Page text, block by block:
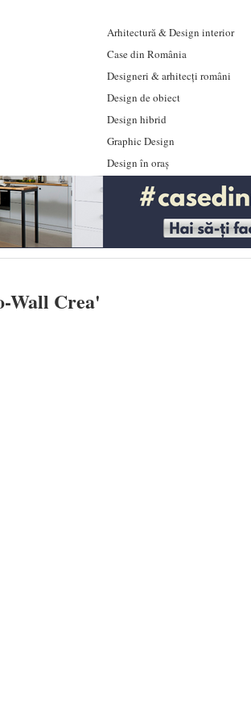
Arhitectură & Design interior
Case din România
Designeri & arhitecți români
Design de obiect
Design hibrid
Graphic Design
Design în oraș
Wall Crea'